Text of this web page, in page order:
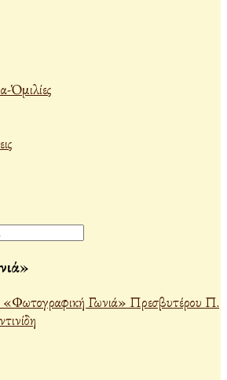
Ὁμιλίες
«Φωτογραφική Γωνιά» Πρεσβυτέρου Π.